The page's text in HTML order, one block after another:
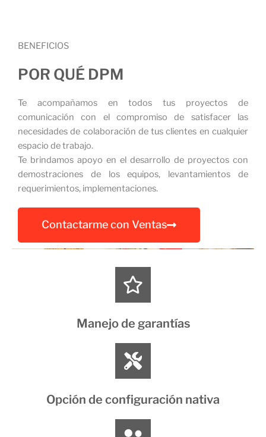
BENEFICIOS
POR QUÉ DPM
Te acompañamos en todos tus proyectos de
comunicación con el compromiso de satisfacer las
necesidades de colaboración de tus clientes en cualquier
espacio de trabajo.
Te brindamos apoyo en el desarrollo de proyectos con
demostraciones de los equipos, levantamientos de
requerimientos, implementaciones.
Contactarme con Ventas
Manejo de garantías
Opción de configuración nativa